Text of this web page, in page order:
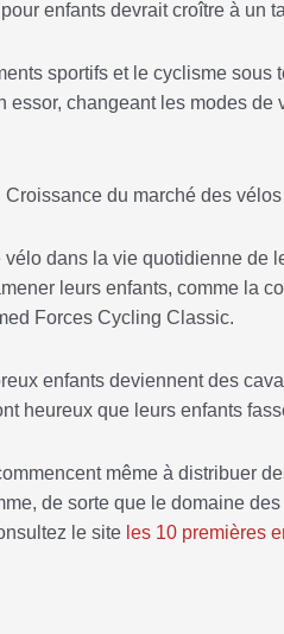
enfants devrait croître à un
sportifs et le cyclisme
essor, changeant les modes
dans la vie quotidienne de
leurs enfants, comme la
Forces Cycling Classic.
enfants deviennent des
heureux que leurs enfants
même à distribuer
de sorte que le domaine
le site les 10 premières